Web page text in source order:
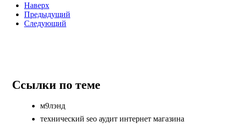
Наверх
Предыдущий
Следующий
Ссылки по теме
м9лэнд
технический seo аудит интернет магазина